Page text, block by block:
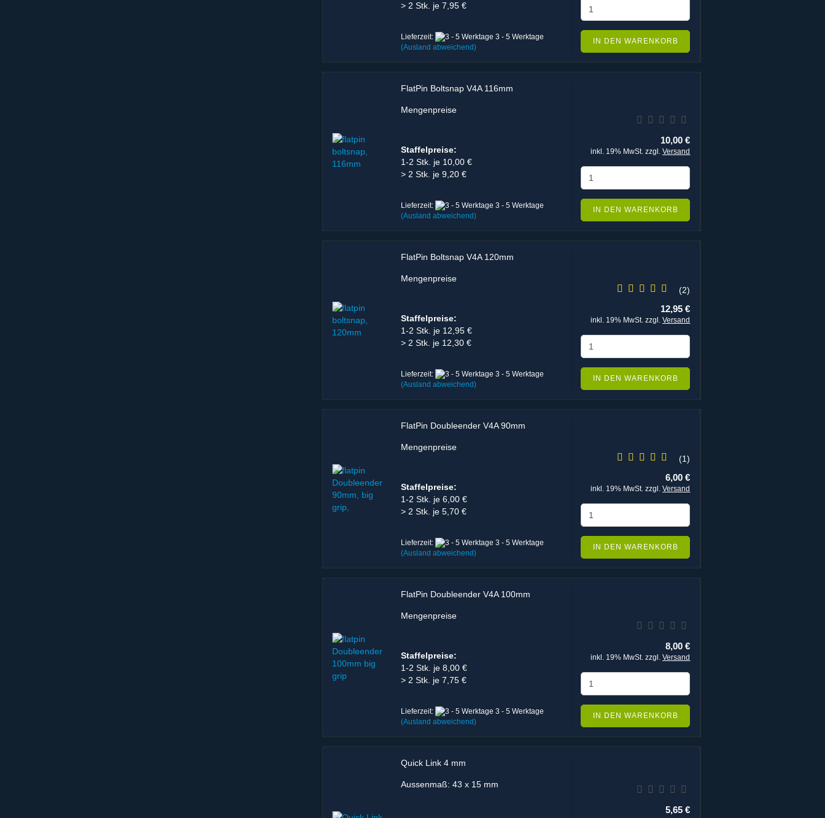
> 2 Stk. je 7,95 €
Lieferzeit:
3 - 5 Werktage
(Ausland abweichend)
IN DEN WARENKORB
FlatPin Boltsnap V4A 116mm
Mengenpreise
Staffelpreise:
1-2 Stk. je 10,00 €
> 2 Stk. je 9,20 €
Lieferzeit:
3 - 5 Werktage
(Ausland abweichend)
10,00 €
inkl. 19% MwSt. zzgl.Versand
IN DEN WARENKORB
FlatPin Boltsnap V4A 120mm
Mengenpreise
Staffelpreise:
1-2 Stk. je 12,95 €
> 2 Stk. je 12,30 €
Lieferzeit:
3 - 5 Werktage
(Ausland abweichend)
2
12,95 €
inkl. 19% MwSt. zzgl.Versand
IN DEN WARENKORB
FlatPin Doubleender V4A 90mm
Mengenpreise
Staffelpreise:
1-2 Stk. je 6,00 €
> 2 Stk. je 5,70 €
Lieferzeit:
3 - 5 Werktage
(Ausland abweichend)
1
6,00 €
inkl. 19% MwSt. zzgl.Versand
IN DEN WARENKORB
FlatPin Doubleender V4A 100mm
Mengenpreise
Staffelpreise:
1-2 Stk. je 8,00 €
> 2 Stk. je 7,75 €
Lieferzeit:
3 - 5 Werktage
(Ausland abweichend)
8,00 €
inkl. 19% MwSt. zzgl.Versand
IN DEN WARENKORB
Quick Link 4 mm
Aussenmaß: 43 x 15 mm
5,65 €